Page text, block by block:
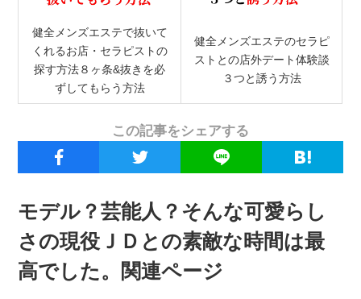
健全メンズエステで抜いて
くれるお店・セラピストの
探す方法８ヶ条&抜きを必
ずしてもらう方法
健全メンズエステのセラピ
ストとの店外デート体験談
３つと誘う方法
この記事をシェアする
モデル？芸能人？そんな可愛らし
さの現役ＪＤとの素敵な時間は最
高でした。関連ページ